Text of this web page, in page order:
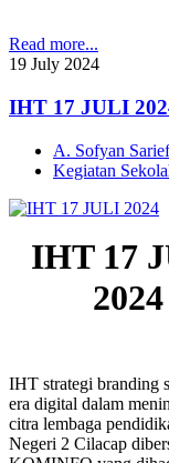
Read more...
19 July 2024
IHT 17 JULI
A. Sofyan
Kegiatan
IHT 17
2024
IHT strategi branding
era digital dalam
citra lembaga
Negeri 2 Cilacap